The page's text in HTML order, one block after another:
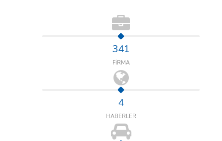
341
FİRMA
4
HABERLER